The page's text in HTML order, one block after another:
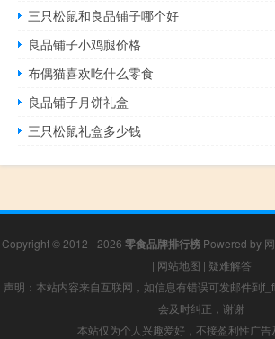
三只松鼠和良品铺子哪个好
良品铺子小鸡腿价格
布偶猫喜欢吃什么零食
良品铺子月饼礼盒
三只松鼠礼盒多少钱
Copyright © 2012 - 2026 零食品牌排行榜Powered by
| 网站地图 | 疑难解答
声明：本站内容来自互联网，如信息有错误可发邮件到
会及时纠正，谢谢
本站仅为个人兴趣爱好，不接盈利性广告